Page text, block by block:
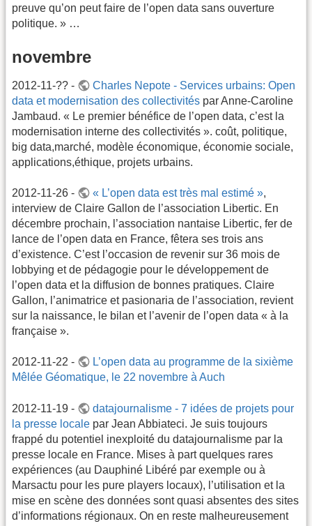
preuve qu’on peut faire de l’open data sans ouverture
politique. » …
novembre
2012-11-?? -
Charles Nepote - Services urbains: Open
data et modernisation des collectivités par Anne-Caroline
Jambaud. « Le premier bénéfice de l’open data, c’est la
modernisation interne des collectivités ». coût, politique,
big data,marché, modèle économique, économie sociale,
applications,éthique, projets urbains.
2012-11-26 - « L’open data est très mal estimé »,
interview de Claire Gallon de l’association Libertic. En
décembre prochain, l’association nantaise Libertic, fer de
lance de l’open data en France, fêtera ses trois ans
d’existence. C’est l’occasion de revenir sur 36 mois de
lobbying et de pédagogie pour le développement de
l’open data et la diffusion de bonnes pratiques. Claire
Gallon, l’animatrice et pasionaria de l’association, revient
sur la naissance, le bilan et l’avenir de l’open data « à la
française ».
2012-11-22 -
L’open data au programme de la sixième
Mêlée Géomatique, le 22 novembre à Auch
2012-11-19 -
datajournalisme - 7 idées de projets pour
la presse locale par Jean Abbiateci. Je suis toujours
frappé du potentiel inexploité du datajournalisme par la
presse locale en France. Mises à part quelques rares
expériences (au Dauphiné Libéré par exemple ou à
Marsactu pour les pure players locaux), l’utilisation et la
mise en scène des données sont quasi absentes des sites
d’informations régionaux. On en reste malheureusement